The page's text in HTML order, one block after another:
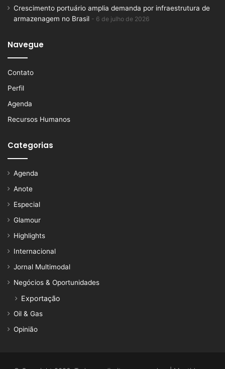
Crescimento portuário amplia demanda por infraestrutura de
armazenagem no Brasil
6 de julho de 2026
Navegue
Contato
Perfil
Agenda
Recursos Humanos
Categorias
Agenda
Anote
Especial
Glamour
Highlights
Internacional
Jornal Multimodal
Negócios & Oportunidades
Exportação
Oil & Gas
Opinião